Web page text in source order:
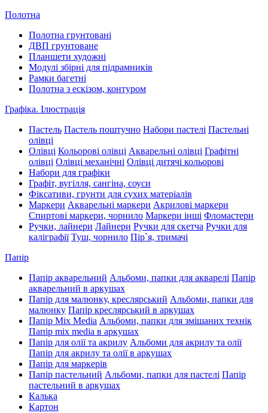
Полотна
Полотна грунтовані
ДВП грунтоване
Планшети художні
Модулі збірні для підрамників
Рамки багетні
Полотна з ескізом, контуром
Графіка. Ілюстрація
Пастель Пастель поштучно Набори пастелі Пастельні
олівці
Олівці Кольорові олівці Акварельні олівці Графітні
олівці Олівці механічні Олівці дитячі кольорові
Набори для графіки
Графіт, вугілля, сангіна, соуси
Фіксативи, грунти для сухих матеріалів
Маркери Акварельні маркери Акрилові маркери
Спиртові маркери, чорнило Маркери інші Фломастери
Ручки, лайнери Лайнери Ручки для скетча Ручки для
каліграфії Туш, чорнило Пір`я, тримачі
Папір
Папір акварельний Альбоми, папки для акварелі Папір
акварельний в аркушах
Папір для малюнку, креслярський Альбоми, папки для
малюнку Папір креслярський в аркушах
Папір Mix Media Альбоми, папки для змішаних технік
Папір mix media в аркушах
Папір для олії та акрилу Альбоми для акрилу та олії
Папір для акрилу та олії в аркушах
Папір для маркерів
Папір пастельний Альбоми, папки для пастелі Папір
пастельний в аркушах
Калька
Картон